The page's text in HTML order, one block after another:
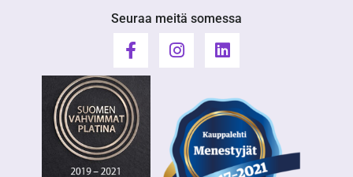
Seuraa meitä somessa